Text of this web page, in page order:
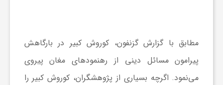
مطابق با گزارش گزنفون، کوروش کبیر در بارگاهش
پیرامون مسائل دینی از رهنمودهای مغان پیروی
می‌نمود. اگرچه بسیاری از پژوهشگران، کوروش کبیر را